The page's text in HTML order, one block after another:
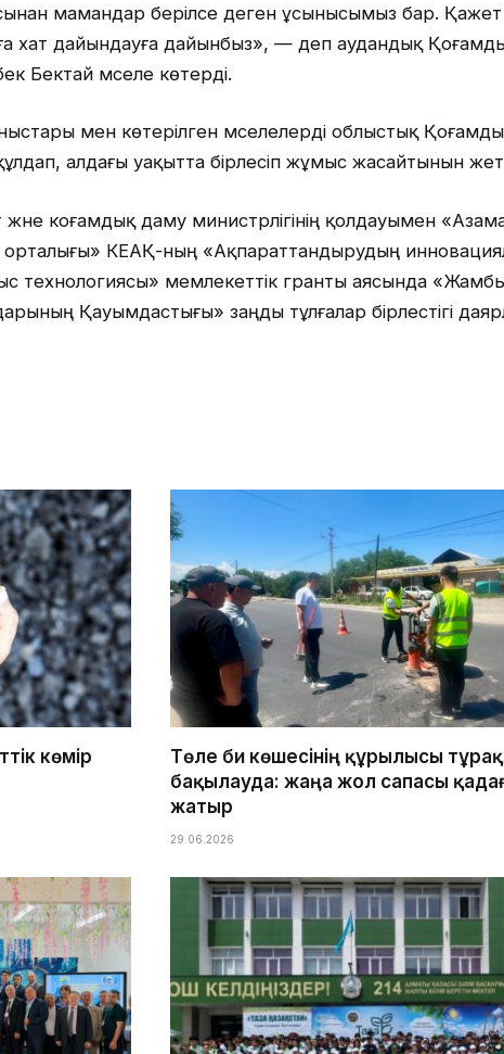
мамандар берілсе деген ұсынысымыз бар. Қажет
хат дайындауға дайынбыз», — деп аудандық
Бектай мәселе көтерді.
мен көтерілген мәселелерді облыстық
алдағы уақытта бірлесіп жұмыс жасайтынын
коғамдық даму министрлігінің қолдауымен
орталығы» КЕАҚ-ның «Ақпараттандырудың
технологиясы» мемлекеттік гранты аясында
Қауымдастығы» заңды тұлғалар бірлестігі
көмір
Төле би көшесінің құрылысы
бақылауда: жаңа жол сапасы
жатыр
29.06.2026